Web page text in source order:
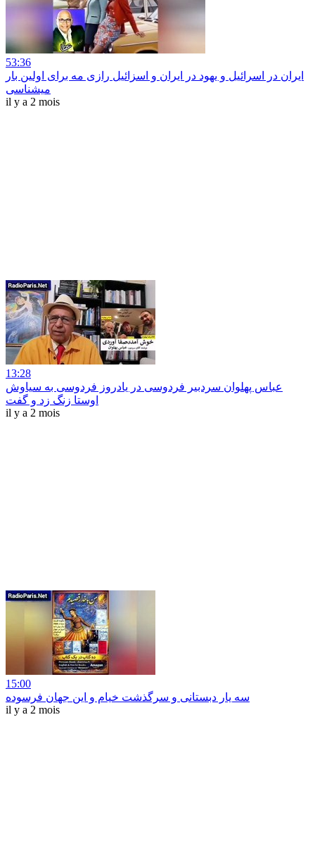
53:36
ایران در اسرائیل و یهود در ایران و اسزائیل رازی مه برای اولین بار
میشناسی
il y a 2 mois
13:28
عباس پهلوان سردبیر فردوسی در یادروز فردوسی به سیاوش
اوستا زنگ زد و گفت
il y a 2 mois
15:00
سه یار دبستانی و سرگذشت خیام و این جهان فرسوده
il y a 2 mois